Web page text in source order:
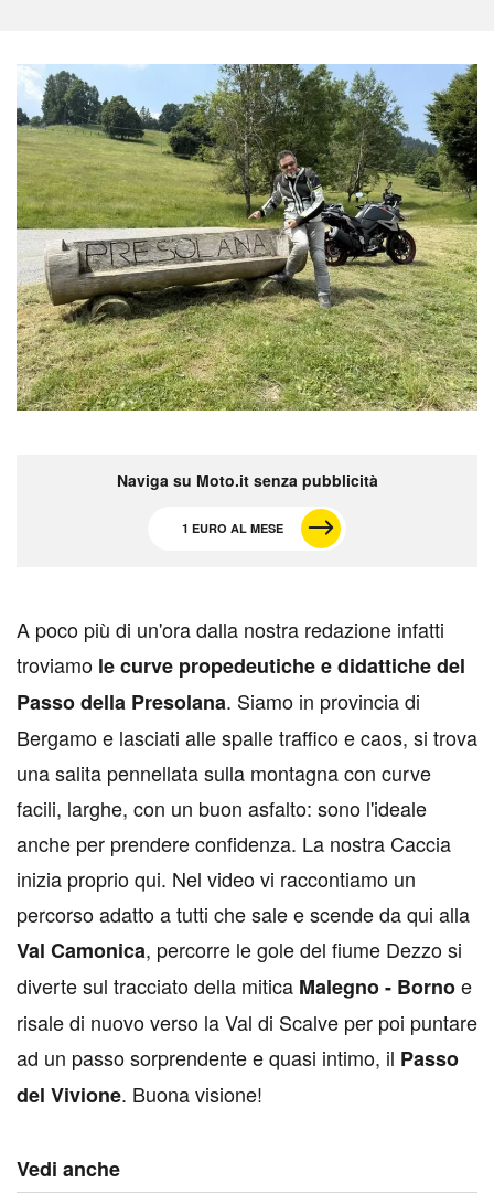
Naviga su Moto.it senza pubblicità
1 EURO AL MESE
A poco più di un'ora dalla nostra redazione infatti
troviamo le curve propedeutiche e didattiche del
Passo della Presolana. Siamo in provincia di
Bergamo e lasciati alle spalle traffico e caos, si trova
una salita pennellata sulla montagna con curve
facili, larghe, con un buon asfalto: sono l'ideale
anche per prendere confidenza. La nostra Caccia
inizia proprio qui. Nel video vi raccontiamo un
percorso adatto a tutti che sale e scende da qui alla
Val Camonica, percorre le gole del fiume Dezzo si
diverte sul tracciato della mitica Malegno - Bornoe
risale di nuovo verso la Val di Scalve per poi puntare
ad un passo sorprendente e quasi intimo, il Passo
del Vivione. Buona visione!
Vedi anche